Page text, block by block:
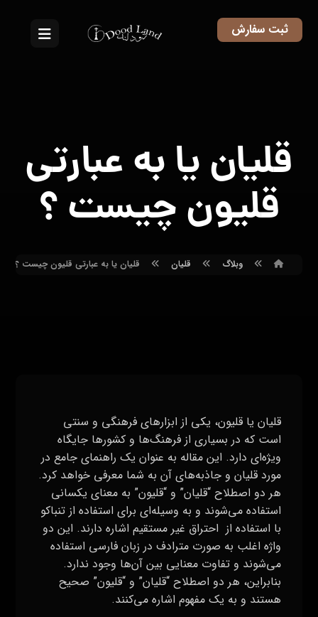
ثبت سفارش
قلیان یا به عبارتی
قلیون چیست ؟
وبلاگ قلیان قلیان یا به عبارتی قلیون چیست ؟
قلیان یا قلیون، یکی از ابزارهای فرهنگی و سنتی
است که در بسیاری از فرهنگ‌ها و کشورها جایگاه
ویژه‌ای دارد. این مقاله به عنوان یک راهنمای جامع در
مورد قلیان و جاذبه‌های آن به شما معرفی خواهد کرد.
هر دو اصطلاح “قلیان” و “قلیون” به معنای یکسانی
استفاده می‌شوند و به وسیله‌ای برای استفاده از تنباکو
با استفاده از احتراق غیر مستقیم اشاره دارند. این دو
واژه اغلب به صورت مترادف در زبان فارسی استفاده
می‌شوند و تفاوت معنایی بین آن‌ها وجود ندارد.
بنابراین، هر دو اصطلاح “قلیان” و “قلیون” صحیح
هستند و به یک مفهوم اشاره می‌کنند.